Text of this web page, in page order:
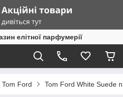
елітної парфумерії
Tom Ford Tom Ford White Suede